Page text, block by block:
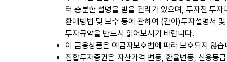
터 충분한 설명을 받을 권리가 있으며, 투자전 투자
환매방법 및 보수 등에 관하여 (간이)투자설명서
투자규약을 반드시 읽어보시기 바랍니다.
이 금융상품은 예금자보호법에 따라 보호되지 않습
집합투자증권은 자산가격 변동, 환율변동, 신용등